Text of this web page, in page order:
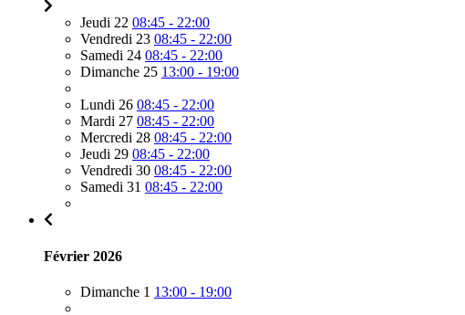
Jeudi 22 08:45 - 22:00
Vendredi 23 08:45 - 22:00
Samedi 24 08:45 - 22:00
Dimanche 25 13:00 - 19:00
Lundi 26 08:45 - 22:00
Mardi 27 08:45 - 22:00
Mercredi 28 08:45 - 22:00
Jeudi 29 08:45 - 22:00
Vendredi 30 08:45 - 22:00
Samedi 31 08:45 - 22:00
Février 2026
Dimanche 1 13:00 - 19:00